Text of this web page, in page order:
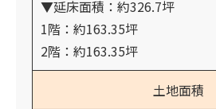
▼延床面積：約326.7坪
1階：約163.35坪
2階：約163.35坪
土地面積